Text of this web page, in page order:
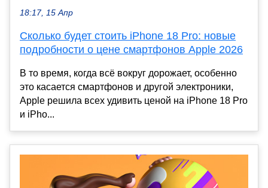
18:17, 15 Апр
Сколько будет стоить iPhone 18 Pro: новые
подробности о цене смартфонов Apple 2026
В то время, когда всё вокруг дорожает, особенно
это касается смартфонов и другой электроники,
Apple решила всех удивить ценой на iPhone 18 Pro
и iPho...